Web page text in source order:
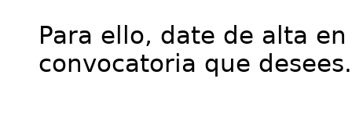
Para ello, date de alta
convocatoria que desees.